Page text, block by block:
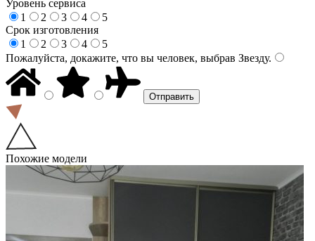
Уровень сервиса
1
2 3 4
5
Срок изготовления
1
2 3 4
5
Пожалуйста, докажите, что вы человек, выбрав Звезду.
Похожие модели